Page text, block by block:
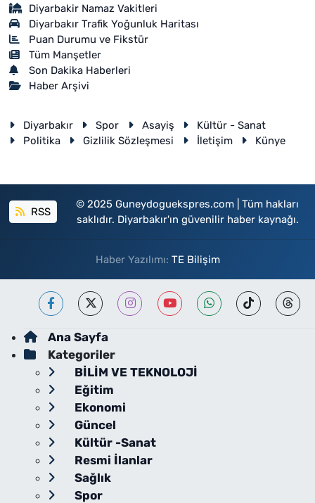
Diyarbakir Namaz Vakitleri
Diyarbakır Trafik Yoğunluk Haritası
Puan Durumu ve Fikstür
Tüm Manşetler
Son Dakika Haberleri
Haber Arşivi
Diyarbakır Spor Asayiş
Kültür - Sanat
Politika
Gizlilik Sözleşmesi İletişim Künye
RSS
© 2025 Guneydoguekspres.com | Tüm hakları
saklıdır. Diyarbakır'ın güvenilir haber kaynağı.
Haber Yazılımı: TE Bilişim
Ana Sayfa
Kategoriler
BİLİM VE TEKNOLOJİ
Eğitim
Ekonomi
Güncel
Kültür -Sanat
Resmi İlanlar
Sağlık
Spor